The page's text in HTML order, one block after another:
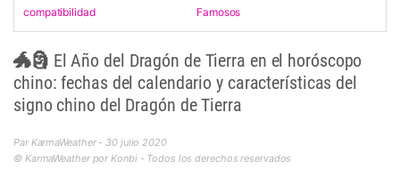
compatibilidad
Famosos
🐲🗿 El Año del Dragón de Tierra en el horóscopo
chino: fechas del calendario y características del
signo chino del Dragón de Tierra
Par KarmaWeather - 30 julio 2020
© KarmaWeather por Konbi - Todos los derechos reservados